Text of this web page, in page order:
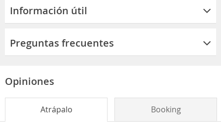
Información útil
Preguntas frecuentes
Opiniones
Atrápalo Booking